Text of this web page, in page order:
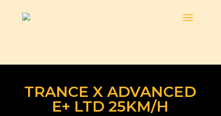
TRANCE X ADVANCED
E+ LTD 25KM/H